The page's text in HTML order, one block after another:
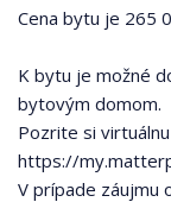
Cena bytu je 265
K bytu je možné
bytovým domom.
Pozrite si
https://
V prípade záujmu